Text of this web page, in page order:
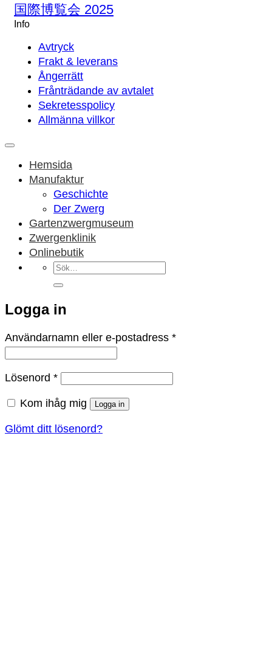
国際博覧会 2025
Info
Avtryck
Frakt & leverans
Ångerrätt
Frånträdande av avtalet
Sekretesspolicy
Allmänna villkor
Hemsida
Manufaktur
Geschichte
Der Zwerg
Gartenzwergmuseum
Zwergenklinik
Onlinebutik
Sök
efter:
Logga in
Användarnamn eller e-postadress *Obligatoriskt
Lösenord *Obligatoriskt
Kom ihåg mig Logga in
Glömt ditt lösenord?